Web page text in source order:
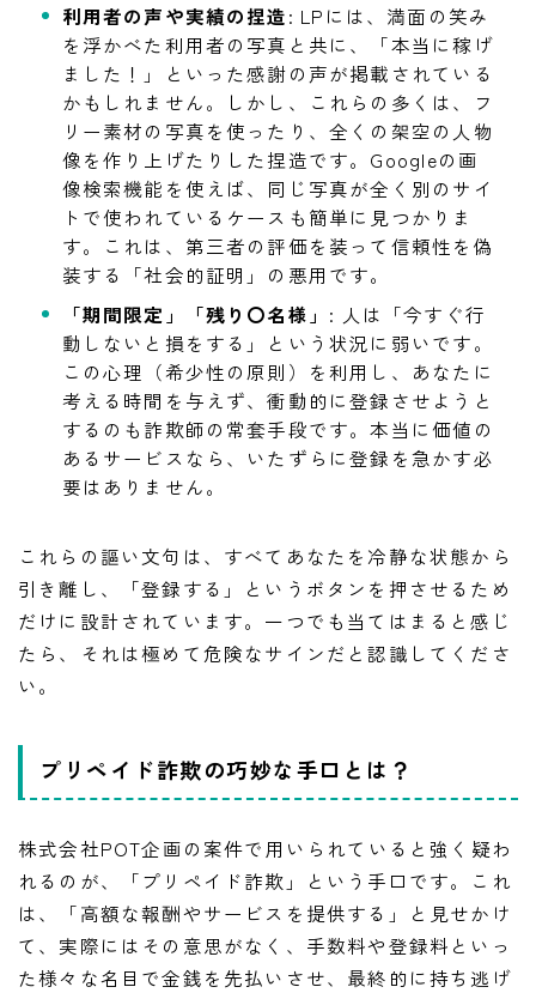
利用者の声や実績の捏造: LPには、満面の笑み
を浮かべた利用者の写真と共に、「本当に稼げ
ました！」といった感謝の声が掲載されている
かもしれません。しかし、これらの多くは、フ
リー素材の写真を使ったり、全くの架空の人物
像を作り上げたりした捏造です。Googleの画
像検索機能を使えば、同じ写真が全く別のサイ
トで使われているケースも簡単に見つかりま
す。これは、第三者の評価を装って信頼性を偽
装する「社会的証明」の悪用です。
「期間限定」「残り〇名様」 : 人は「今すぐ行
動しないと損をする」という状況に弱いです。
この心理（希少性の原則）を利用し、あなたに
考える時間を与えず、衝動的に登録させようと
するのも詐欺師の常套手段です。本当に価値の
あるサービスなら、いたずらに登録を急かす必
要はありません。
これらの謳い文句は、すべてあなたを冷静な状態から
引き離し、「登録する」というボタンを押させるため
だけに設計されています。一つでも当てはまると感じ
たら、それは極めて危険なサインだと認識してくださ
い。
プリペイド詐欺の巧妙な手口とは？
株式会社POT企画の案件で用いられていると強く疑わ
れるのが、「プリペイド詐欺」という手口です。これ
は、「高額な報酬やサービスを提供する」と見せかけ
て、実際にはその意思がなく、手数料や登録料といっ
た様々な名目で金銭を先払いさせ、最終的に持ち逃げ